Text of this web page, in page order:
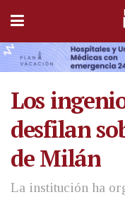
Los
desfilan
de Milán
La institución ha